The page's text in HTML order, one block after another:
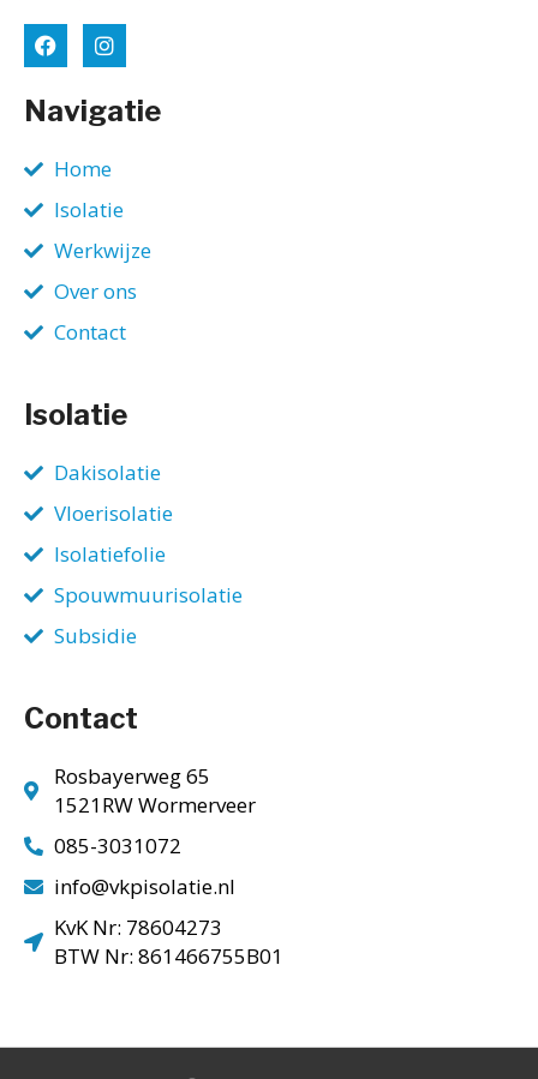
Navigatie
Home
Isolatie
Werkwijze
Over ons
Contact
Isolatie
Dakisolatie
Vloerisolatie
Isolatiefolie
Spouwmuurisolatie
Subsidie
Contact
Rosbayerweg 65
1521RW Wormerveer
085-3031072
info@vkpisolatie.nl
KvK Nr: 78604273
BTW Nr: 861466755B01